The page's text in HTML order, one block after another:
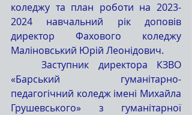
коледжу та план роботи на 2023-
2024 навчальний рік доповів
директор Фахового коледжу
Маліновський Юрій Леонідович.
	Заступник директора КЗВО
«Барський гуманітарно-
педагогічний коледж імені Михайла
Грушевського» з гуманітарної